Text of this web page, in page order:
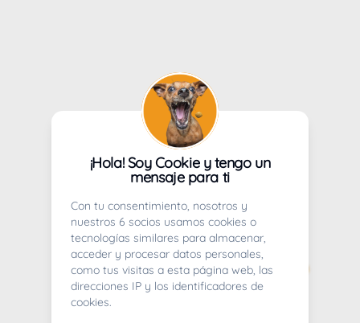
¡Hola! Soy Cookie y tengo un
mensaje para ti
Con tu consentimiento, nosotros y
nuestros 6 socios usamos cookies o
tecnologías similares para almacenar,
acceder y procesar datos personales,
como tus visitas a esta página web, las
direcciones IP y los identificadores de
cookies.